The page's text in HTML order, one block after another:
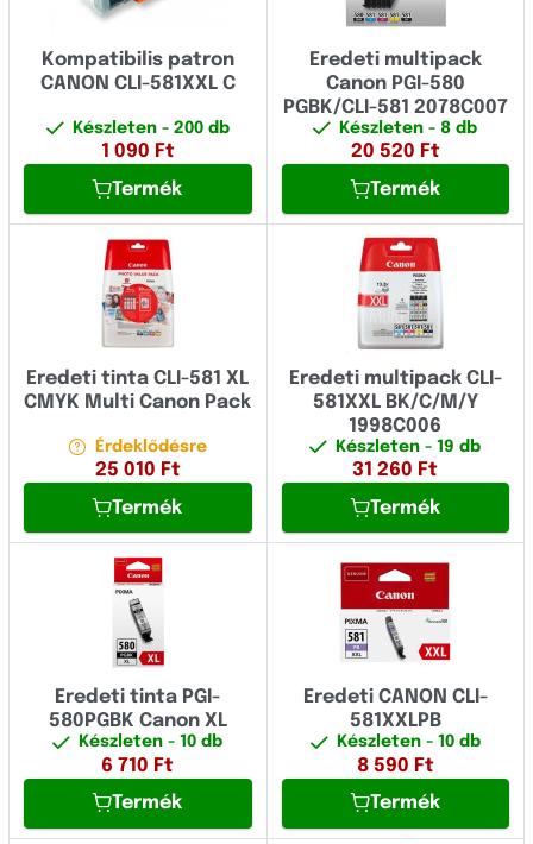
Kompatibilis patron
CANON CLI-581XXL C
Készleten - 200 db
1 090 Ft
Termék
Eredeti multipack
Canon PGI-580
PGBK/CLI-581 2078C007
Készleten- 8 db
20 520 Ft
Termék
Eredeti tinta CLI-581 XL
CMYK Multi Canon Pack
Érdeklődésre
25 010 Ft
Termék
Eredeti multipack CLI-
581XXL BK/C/M/Y
1998C006
Készleten- 19 db
31 260 Ft
Termék
Eredeti tinta PGI-
580PGBK Canon XL
Készleten- 10 db
6 710 Ft
Termék
Eredeti CANON CLI-
581XXLPB
Készleten - 10 db
8 590 Ft
Termék